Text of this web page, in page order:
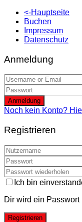
<-Hauptseite
Buchen
Impressum
Datenschutz
Anmeldung
Anmeldung
Noch kein Konto?
Registrieren
Ich bin
Dir wird ein
Registrieren